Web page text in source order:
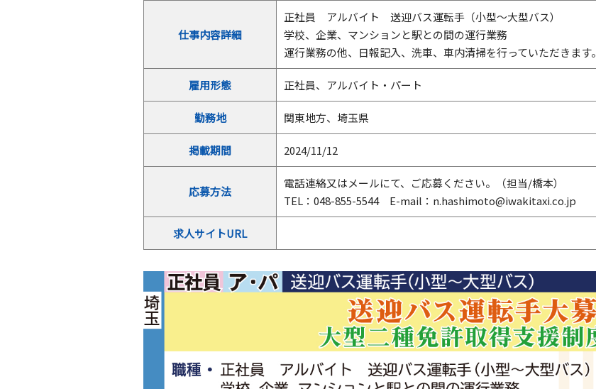
仕事内容詳細
正社員 アルバイト 送迎バス運転手（小型～大型バス）
学校、企業、マンションと駅との間の運行業務
運行業務の他、日報記入、洗車、車内清掃を行っていただきます。
雇用形態 正社員、アルバイト・パート
勤務地 関東地方、埼玉県
掲載期間 2024/11/12
応募方法
電話連絡又はメールにて、ご応募ください。（担当/橋本）
TEL：048-855-5544 E-mail：n.hashimoto@iwakitaxi.co.jp
求人サイトURL